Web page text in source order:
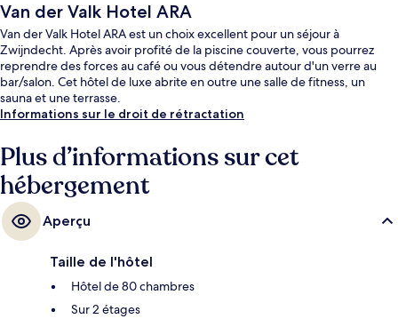
Van der Valk Hotel ARA
Van der Valk Hotel ARA est un choix excellent pour un séjour à
Zwijndecht. Après avoir profité de la piscine couverte, vous pourrez
reprendre des forces au café ou vous détendre autour d'un verre au
bar/salon. Cet hôtel de luxe abrite en outre une salle de fitness, un
sauna et une terrasse.
Informations sur le droit de rétractation
Plus d’informations sur cet
hébergement
Aperçu
Taille de l'hôtel
Hôtel de 80 chambres
Sur 2 étages